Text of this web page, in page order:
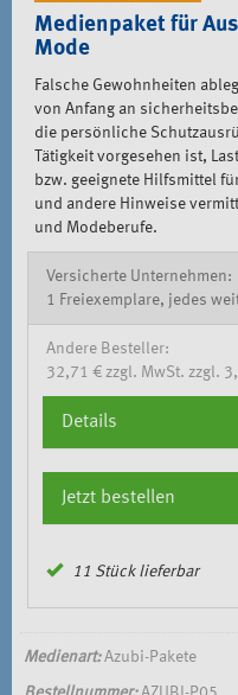
Medienpaket für
Mode
Falsche Gewohnheiten
von Anfang an
die persönliche
Tätigkeit vorgesehen ist,
bzw. geeignete Hilfsmittel
und andere Hinweise
und Modeberufe.
Versicherte Unternehmen:
1 Freiexemplare, jedes
Andere Besteller:
32,71 € zzgl. MwSt. zzgl.
Details
Jetzt bestellen
11 Stück lieferbar
Medienart:Azubi-Pakete